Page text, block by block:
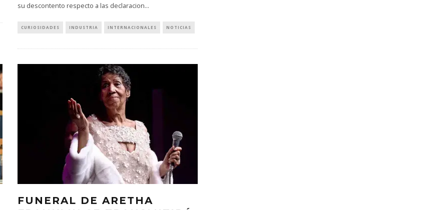
su descontento respecto a las declaracion...
CURIOSIDADES INDUSTRIA INTERNACIONALES NOTICIAS
FUNERAL DE ARETHA